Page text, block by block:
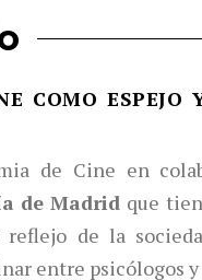
COMO ESPEJO
de Cine en
de Madrid que
de la
entre psicólogos y